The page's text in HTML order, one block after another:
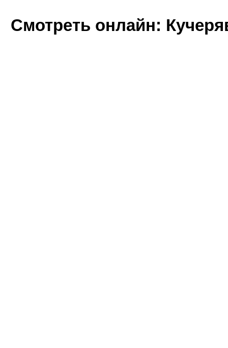
Смотреть онлайн: